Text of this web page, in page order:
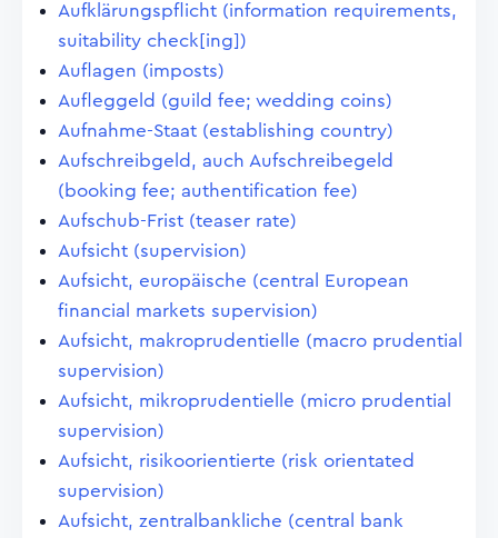
Aufklärungspflicht (information requirements,
suitability check[ing])
Auflagen (imposts)
Aufleggeld (guild fee; wedding coins)
Aufnahme-Staat (establishing country)
Aufschreibgeld, auch Aufschreibegeld
(booking fee; authentification fee)
Aufschub-Frist (teaser rate)
Aufsicht (supervision)
Aufsicht, europäische (central European
financial markets supervision)
Aufsicht, makroprudentielle (macro prudential
supervision)
Aufsicht, mikroprudentielle (micro prudential
supervision)
Aufsicht, risikoorientierte (risk orientated
supervision)
Aufsicht, zentralbankliche (central bank